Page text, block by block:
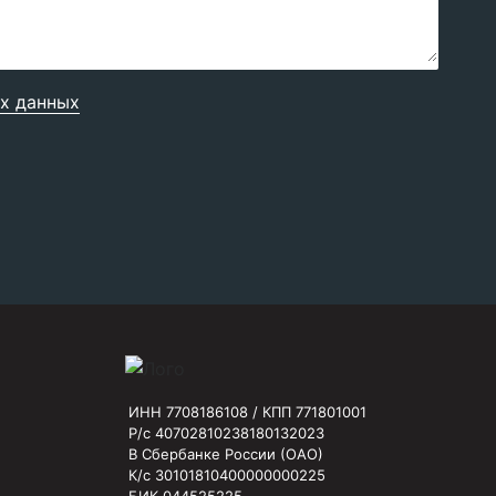
данных
ИНН 7708186108 / КПП 771801001
Р/с 40702810238180132023
В Сбербанке России (ОАО)
К/с 30101810400000000225